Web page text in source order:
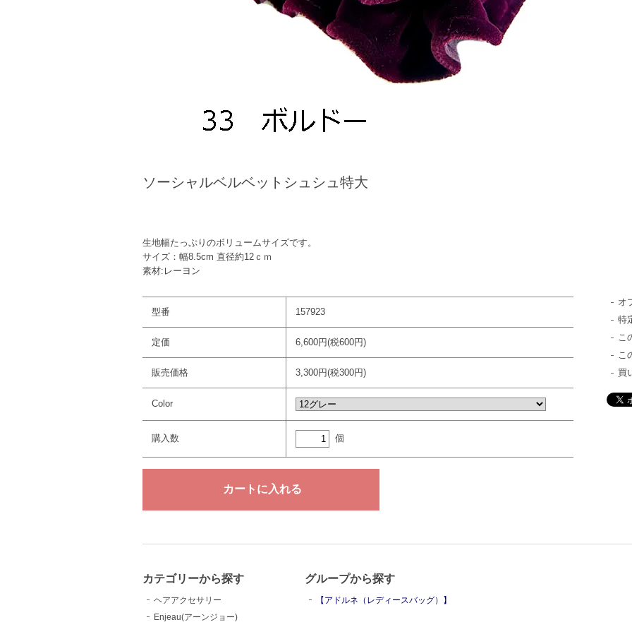
ソーシャルベルベットシュシュ特大
生地幅たっぷりのボリュームサイズです。
サイズ：幅8.5cm 直径約12ｃｍ
素材:レーヨン
型番 157923
定価 6,600円(税600円)
販売価格 3,300円(税300円)
Color
購入数 個
オ
特
こ
こ
買
カテゴリーから探す
ヘアアクセサリー
Enjeau(アーンジョー)
グループから探す
【アドルネ（レディースバッグ）】